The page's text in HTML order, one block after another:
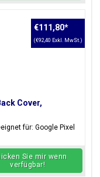
Cover,
für: Google Pixel
€111,80*
(€92,40 Exkl. MwSt.)
Sie mir wenn
verfügbar!